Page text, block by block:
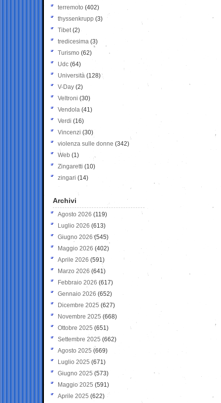
terremoto (402)
thyssenkrupp (3)
Tibet(2)
tredicesima (3)
Turismo (62)
Udc (64)
Università (128)
V-Day (2)
Veltroni (30)
Vendola (41)
Verdi (16)
Vincenzi (30)
violenza sulle donne (342)
Web (1)
Zingaretti (10)
zingari (14)
Archivi
Agosto 2026 (119)
Luglio 2026 (613)
Giugno 2026 (545)
Maggio 2026 (402)
Aprile 2026 (591)
Marzo 2026 (641)
Febbraio 2026 (617)
Gennaio 2026 (652)
Dicembre 2025 (627)
Novembre 2025 (668)
Ottobre 2025 (651)
Settembre 2025 (662)
Agosto 2025 (669)
Luglio 2025 (671)
Giugno 2025 (573)
Maggio 2025 (591)
Aprile 2025 (622)